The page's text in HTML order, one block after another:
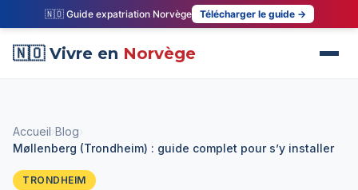
🇳🇴 Guide expatriation Norvège Télécharger le guide →
🇳🇴 Vivre en Norvège
Accueil Blog
Møllenberg (Trondheim) : guide complet pour s’y installer
TRONDHEIM